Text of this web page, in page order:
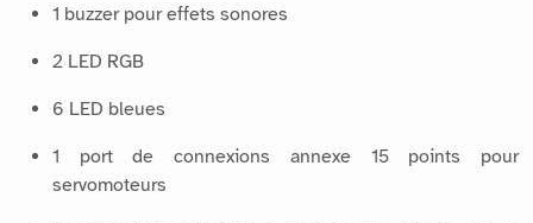
1 buzzer pour effets sonores
2 LED RGB
6 LED bleues
1 port de connexions annexe 15 points pour
servomoteurs